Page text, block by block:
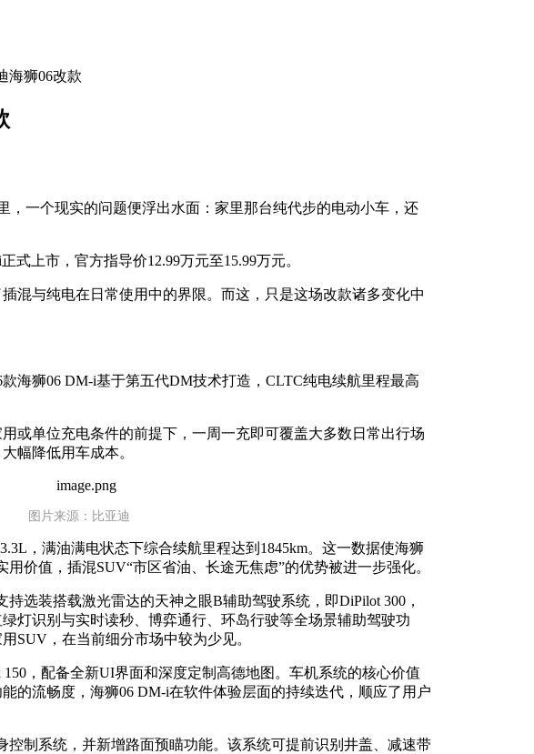
海狮06改款
，一个现实的问题便浮出水面：家里那台纯代步的电动小车，还
式上市，官方指导价12.99万元至15.99万元。
混与纯电在日常使用中的界限。而这，只是这场改款诸多变化中
海狮06 DM-i基于第五代DM技术打造，CLTC纯电续航里程最高
或单位充电条件的前提下，一周一充即可覆盖大多数日常出行场
幅降低用车成本。
图片来源：比亚迪
，满油满电状态下综合续航里程达到1845km。这一数据使海狮
价值，插混SUV“市区省油、长途无焦虑”的优势被进一步强化。
选装搭载激光雷达的天神之眼B辅助驾驶系统，即DiPilot 300，
灯识别与实时读秒、博弈通行、环岛行驶等全场景辅助驾驶功
SUV，在当前细分市场中较为少见。
，配备全新UI界面和深度定制高德地图。车机系统的核心价值
的流畅度，海狮06 DM-i在软件体验层面的持续迭代，顺应了用户
控制系统，并新增路面预瞄功能。该系统可提前识别井盖、减速带